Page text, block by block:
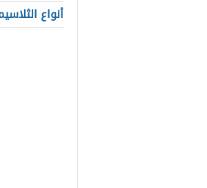
أنواع